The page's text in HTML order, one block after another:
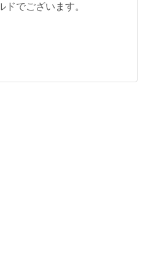
でございます。